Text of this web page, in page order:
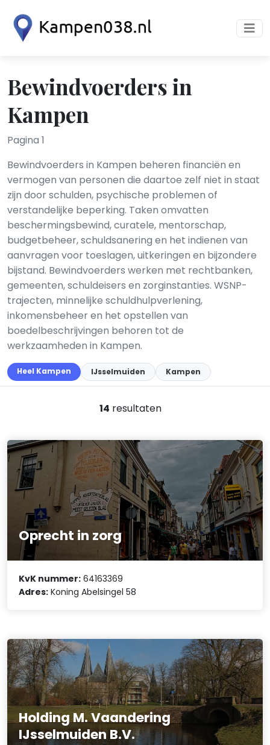
Bewindvoerders in
Kampen
Pagina 1
Bewindvoerders in Kampen beheren financiën en
vermogen van personen die daartoe zelf niet in staat
zijn door schulden, psychische problemen of
verstandelijke beperking. Taken omvatten
beschermingsbewind, curatele, mentorschap,
budgetbeheer, schuldsanering en het indienen van
aanvragen voor toeslagen, uitkeringen en bijzondere
bijstand. Bewindvoerders werken met rechtbanken,
gemeenten, schuldeisers en zorginstanties. WSNP-
trajecten, minnelijke schuldhulpverlening,
inkomensbeheer en het opstellen van
boedelbeschrijvingen behoren tot de
werkzaamheden in Kampen.
Heel Kampen IJsselmuiden Kampen
14 resultaten
Oprecht in zorg
KvK nummer: 64163369
Adres: Koning Abelsingel 58
Holding M. Vaandering
IJsselmuiden B.V.